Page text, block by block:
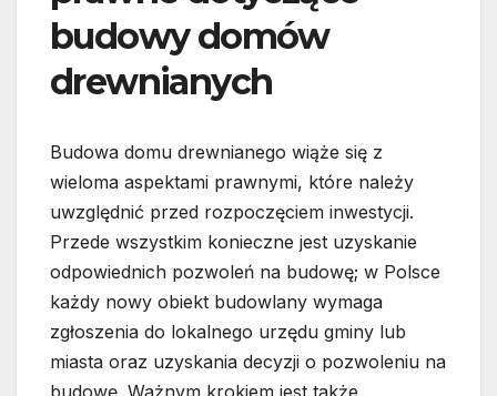
budowy domów
drewnianych
Budowa domu drewnianego wiąże się z
wieloma aspektami prawnymi, które należy
uwzględnić przed rozpoczęciem inwestycji.
Przede wszystkim konieczne jest uzyskanie
odpowiednich pozwoleń na budowę; w Polsce
każdy nowy obiekt budowlany wymaga
zgłoszenia do lokalnego urzędu gminy lub
miasta oraz uzyskania decyzji o pozwoleniu na